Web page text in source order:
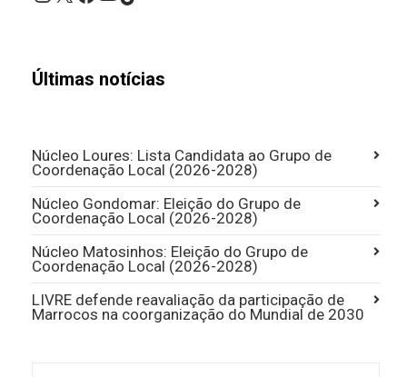
Últimas notícias
Núcleo Loures: Lista Candidata ao Grupo de
Coordenação Local (2026-2028)
Núcleo Gondomar: Eleição do Grupo de
Coordenação Local (2026-2028)
Núcleo Matosinhos: Eleição do Grupo de
Coordenação Local (2026-2028)
LIVRE defende reavaliação da participação de
Marrocos na coorganização do Mundial de 2030